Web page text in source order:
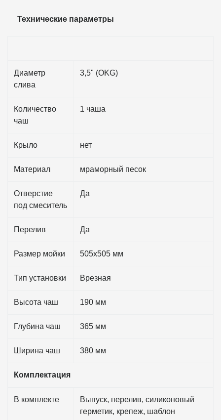
Технические параметры
Диаметр
слива
3,5" (OKG)
Количество
чаш
1 чаша
Крыло нет
Материал мраморный песок
Отверстие
под смеситель
Да
Перелив Да
Размер мойки 505х505 мм
Тип установки Врезная
Высота чаш 190 мм
Глубина чаш 365 мм
Ширина чаш 380 мм
Комплектация
В комплекте
Выпуск, перелив, силиконовый
герметик, крепеж, шаблон